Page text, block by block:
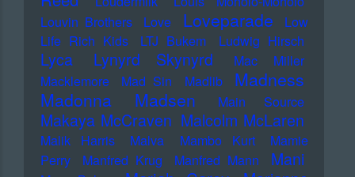
Louvin Brothers
Love Loveparade
Low
Life Rich Kids
LTJ Bukem Ludwig Hirsch
Lyca Lynyrd Skynyrd
Mac Miller
Macklemore
Mad Sin Madlib
Madness
Madonna
Madsen Main Source
Makaya McCraven Malcolm McLaren
Malik Harris Malva Mambo Kurt
Mamie
Perry
Manfred Krug Manfred Mann Mani